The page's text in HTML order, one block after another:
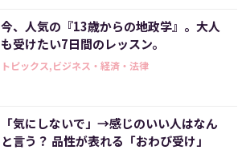
今、人気の『13歳からの地政学』。大人
も受けたい7日間のレッスン。
トピックス,ビジネス・経済・法律
「気にしないで」→感じのいい人はなん
と言う？ 品性が表れる「おわび受け」